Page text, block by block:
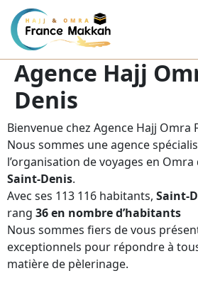
Agence Hajj
Denis
Bienvenue chez Agence Hajj Omra
Nous sommes une agence
l’organisation de voyages en
Saint-Denis.
Avec ses 113 116 habitants, Saint-
rang 36 en nombre d’habitants
Nous sommes fiers de vous
exceptionnels pour répondre à
matière de pèlerinage.